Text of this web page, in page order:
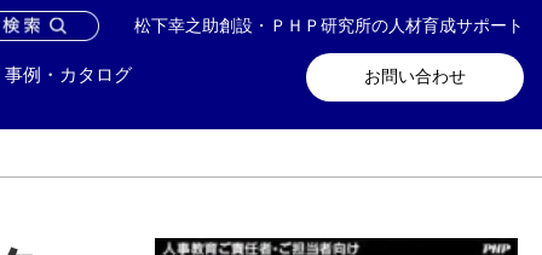
松下幸之助創設・ＰＨＰ研究所の人材育成サポート
お問い合わせ
事例・カタログ
い合わせ メールマガジン登録